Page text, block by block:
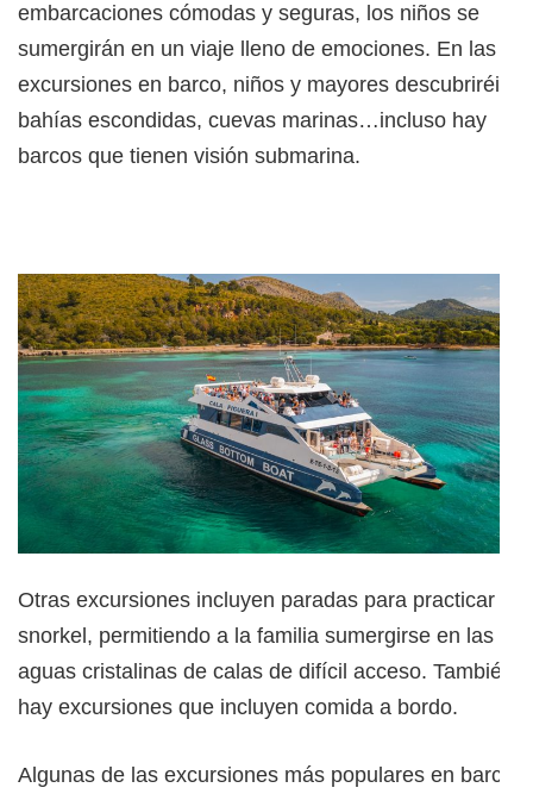
embarcaciones cómodas y seguras, los niños se
sumergirán en un viaje lleno de emociones. En las
excursiones en barco, niños y mayores descubriréis
bahías escondidas, cuevas marinas…incluso hay
barcos que tienen visión submarina.
Otras excursiones incluyen paradas para practicar
snorkel, permitiendo a la familia sumergirse en las
aguas cristalinas de calas de difícil acceso. También
hay excursiones que incluyen comida a bordo.
Algunas de las excursiones más populares en barco